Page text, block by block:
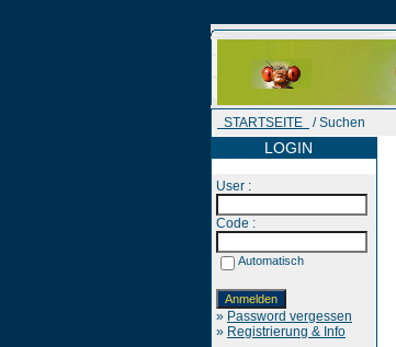
STARTSEITE / Suchen
LOGIN
User :
Code :
Automatisch
» Password vergessen
» Registrierung & Info